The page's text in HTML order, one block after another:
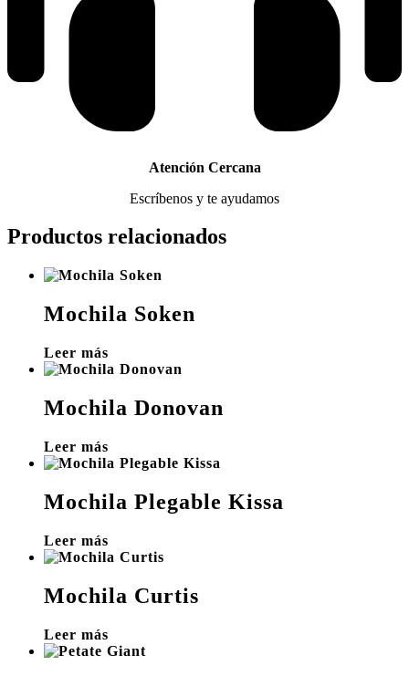
Atención Cercana
Escríbenos y te ayudamos
Productos relacionados
Mochila Soken
Leer más
Mochila Donovan
Leer más
Mochila Plegable Kissa
Leer más
Mochila Curtis
Leer más